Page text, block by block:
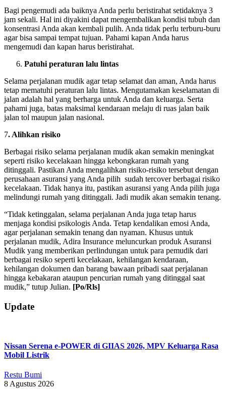
Bagi pengemudi ada baiknya Anda perlu beristirahat setidaknya 3
jam sekali. Hal ini diyakini dapat mengembalikan kondisi tubuh dan
konsentrasi Anda akan kembali pulih. Anda tidak perlu terburu-buru
agar bisa sampai tempat tujuan. Pahami kapan Anda harus
mengemudi dan kapan harus beristirahat.
Patuhi peraturan lalu lintas
Selama perjalanan mudik agar tetap selamat dan aman, Anda harus
tetap mematuhi peraturan lalu lintas. Mengutamakan keselamatan di
jalan adalah hal yang berharga untuk Anda dan keluarga. Serta
pahami juga, batas maksimal kendaraan melaju di ruas jalan baik
jalan tol maupun jalan nasional.
7. Alihkan risiko
Berbagai risiko selama perjalanan mudik akan semakin meningkat
seperti risiko kecelakaan hingga kebongkaran rumah yang
ditinggali. Pastikan Anda mengalihkan risiko-risiko tersebut dengan
perusahaan asuransi yang Anda pilih sudah tercover berbagai risiko
kecelakaan. Tidak hanya itu, pastikan asuransi yang Anda pilih juga
melindungi rumah yang ditinggali. Jadi mudik akan semakin tenang.
“Tidak ketinggalan, selama perjalanan Anda juga tetap harus
menjaga kondisi psikologis Anda. Tetap kendalikan emosi Anda,
agar perjalanan semakin tenang dan nyaman. Khusus untuk
perjalanan mudik, Adira Insurance meluncurkan produk Asuransi
Mudik yang memberikan perlindungan untuk para pemudik dari
berbagai resiko seperti kecelakaan, kehilangan kendaraan,
kehilangan dokumen dan barang bawaan pribadi saat perjalanan
hingga kebakaran ataupun pencurian rumah yang ditinggal saat
mudik,” tutup Julian. [Po/Rls]
2019-
05-
Update
Nissan Serena e-POWER di GIIAS 2026, MPV Keluarga Rasa
Mobil Listrik
Restu Bumi
8 Agustus 2026